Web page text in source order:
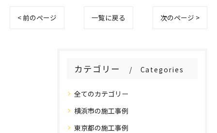
< 前のページ 一覧に戻る 次のページ >
カテゴリー Categories
全てのカテゴリー
横浜市の施工事例
東京都の施工事例